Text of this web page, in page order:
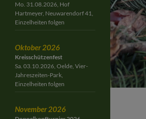
Mo. 31.08.2026, Hof
Hartmeyer, Neuwarendorf 41,
Einzelheiten folgen
Oktober 2026
Kreisschützenfest
Sa. 03.10.2026, Oelde, Vier-
Jahreszeiten-Park,
Einzelheiten folgen
November 2026